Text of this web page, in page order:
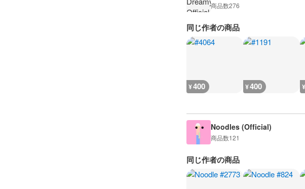
商品数276
同じ作者の商品
¥400 ¥400 ¥
Noodles (Official)
商品数121
同じ作者の商品